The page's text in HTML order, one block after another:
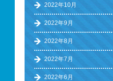
2022年10月
2022年9月
2022年8月
2022年7月
2022年6月